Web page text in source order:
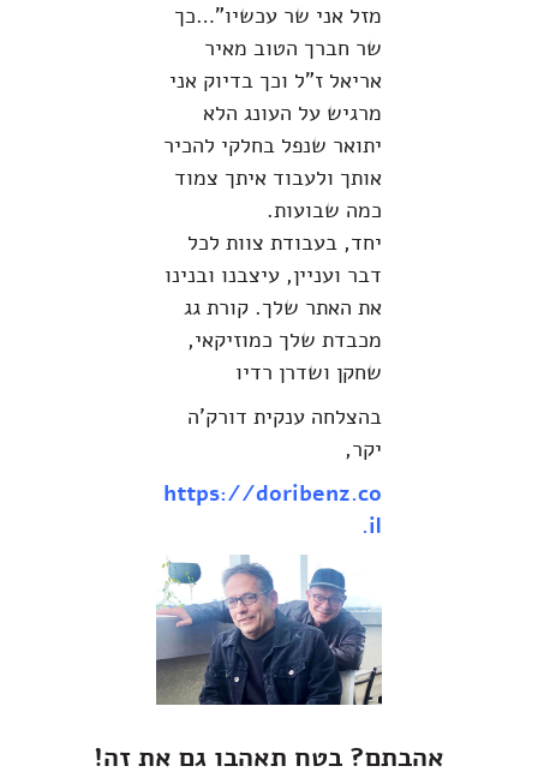
מזל אני שר עכשיו"…כך
שר חברך הטוב מאיר
אריאל ז"ל וכך בדיוק אני
מרגיש על העונג הלא
יתואר שנפל בחלקי להכיר
אותך ולעבוד איתך צמוד
כמה שבועות.
יחד, בעבודת צוות לכל
דבר ועניין, עיצבנו ובנינו
את האתר שלך. קורת גג
מכבדת שלך כמוזיקאי,
שחקן ושדרן רדיו
בהצלחה ענקית דורק'ה
יקר,
https://doribenz.co
.il
אהבתם? בטח תאהבו גם את זה!